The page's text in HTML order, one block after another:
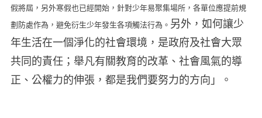
假將屆，另外寒假也已經開始，針對少年易聚集場所，各單位應提前規
劃防處作為，避免衍生少年發生各項觸法行為。 另外，如何讓少
年生活在一個淨化的社會環境，是政府及社會大眾
共同的責任；舉凡有關教育的改革、社會風氣的導
正、公權力的伸張，都是我們要努力的方向」。